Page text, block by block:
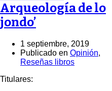
Arqueología de lo
jondo’
1 septiembre, 2019
Publicado en Opinión,
Reseñas libros
Titulares: